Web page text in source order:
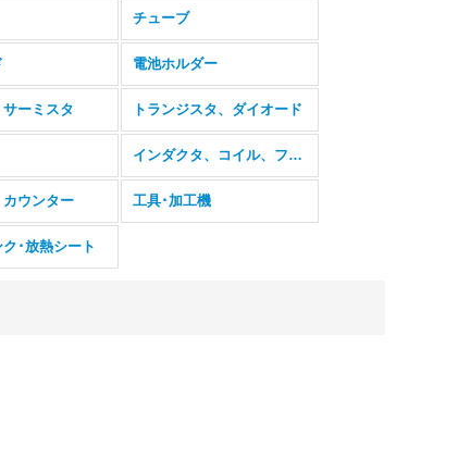
チューブ
電池ホルダー
ーミスタ トランジスタ、ダイオード
インダクタ、コイル、フェライトコア
ウンター 工具･加工機
･放熱シート